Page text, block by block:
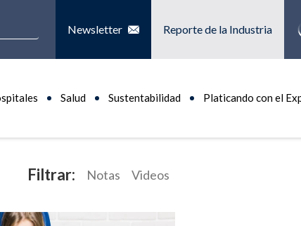
Newsletter Reporte de la Industria
Salud Sustentabilidad Platicando con el
Filtrar: Notas Videos